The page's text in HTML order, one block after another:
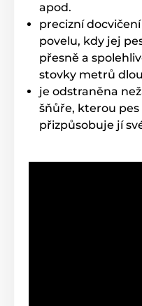
apod.
precizní
povelu, kdy jej
přesně a
stovky metrů
je odstraněna
šňůře, kterou
přizpůsobuje jí